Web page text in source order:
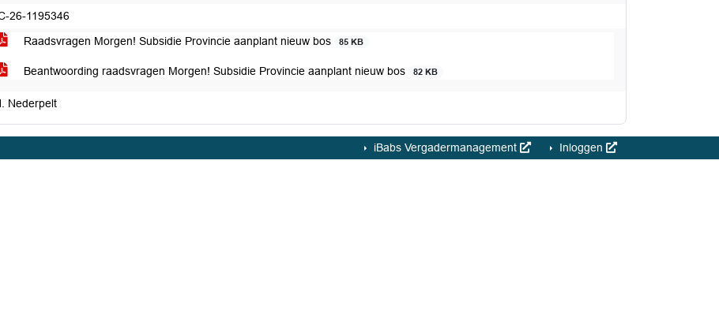
26-1195346
Raadsvragen Morgen! Subsidie Provincie aanplant nieuw bos 85 KB
Beantwoording raadsvragen Morgen! Subsidie Provincie aanplant nieuw bos 82 KB
Nederpelt
iBabs Vergadermanagement Inloggen